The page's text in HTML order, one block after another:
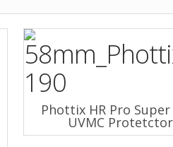
Phottix HR Pro Super
UVMC Protetctor